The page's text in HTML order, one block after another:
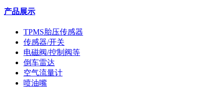
产品展示
TPMS胎压传感器
传感器/开关
电磁阀/控制阀等
倒车雷达
空气流量计
喷油嘴